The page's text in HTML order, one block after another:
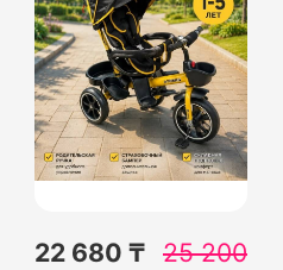
22 680 ₸ 25 200